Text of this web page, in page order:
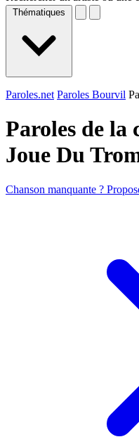
Thématiques
Paroles.net Paroles Bourvil
Paroles de la
Joue Du
Chanson manquante ?